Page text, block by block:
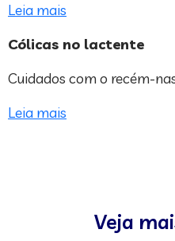
Leia mais
Cólicas no lactente
Cuidados com o recém-
Leia mais
Veja